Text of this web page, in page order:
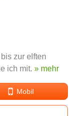
zur elften
ich mit. » mehr
Mobil